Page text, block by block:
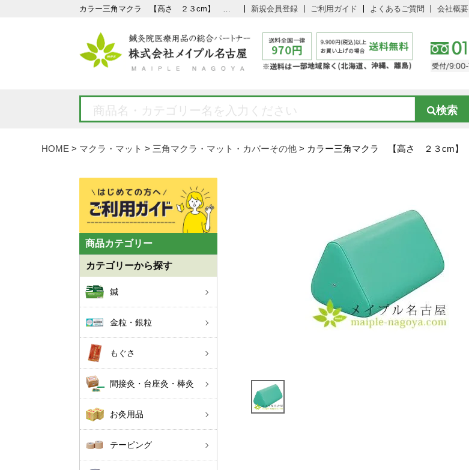
カラー三角マクラ 【高さ ２３cm】 の通販なら5,000点以上の豊富な品揃えのメイプル名古屋へ 新規会員登録 ご利用ガイド よくあるご質問 会社概要
HOME マクラ・マット 三角マクラ・マット・カバーその他 カラー三角マクラ 【高さ ２３cm】
商品カテゴリー
カテゴリーから探す
鍼
金粒・銀粒
もぐさ
間接灸・台座灸・棒灸
お灸用品
テーピング